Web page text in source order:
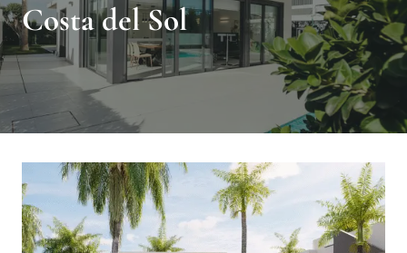
Costa del Sol